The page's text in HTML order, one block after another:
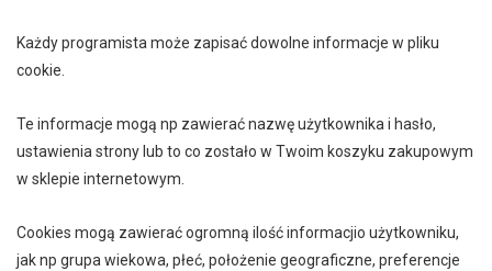
Każdy programista może zapisać dowolne informacje w pliku
cookie.
Te informacje mogą np zawierać nazwę użytkownika i hasło,
ustawienia strony lub to co zostało w Twoim koszyku zakupowym
w sklepie internetowym.
Cookies mogą zawierać ogromną ilość informacjio użytkowniku,
jak np grupa wiekowa, płeć, położenie geograficzne, preferencje